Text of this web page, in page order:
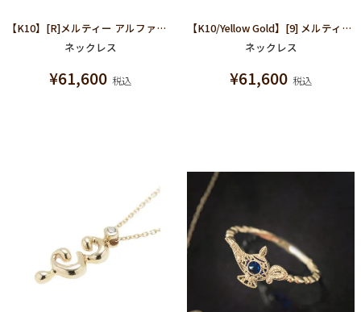
【K10】[R]メルティー アルファベット ネックレス
ネックレス
¥61,600 税込
【K10/Yellow Gold】[9] メルティーナンバー ネックレス
ネックレス
¥61,600 税込